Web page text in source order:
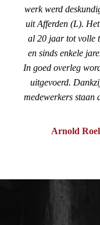
werk werd
uit Afferden (L).
al 20 jaar tot volle
en sinds enkele
In goed overleg
uitgevoerd.
medewerkers staan
Arnold